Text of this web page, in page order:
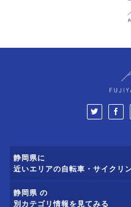
静岡県に
近いエリアの自転車・サイクリ
静岡県 の
別カテゴリ情報を見てみる